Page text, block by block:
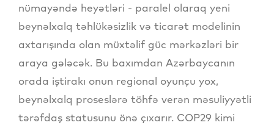
nümayəndə heyətləri - paralel olaraq yeni
beynəlxalq təhlükəsizlik və ticarət modelinin
axtarışında olan müxtəlif güc mərkəzləri bir
araya gələcək. Bu baxımdan Azərbaycanın
orada iştirakı onun regional oyunçu yox,
beynəlxalq proseslərə töhfə verən məsuliyyətli
tərəfdaş statusunu önə çıxarır. COP29 kimi